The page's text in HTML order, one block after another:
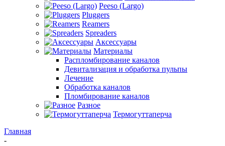
Peeso (Largo)
Pluggers
Reamers
Spreaders
Аксессуары
Материалы
Распломбирование каналов
Девитализация и обработка пульпы
Лечение
Обработка каналов
Пломбирование каналов
Разное
Термогуттаперча
Главная
-